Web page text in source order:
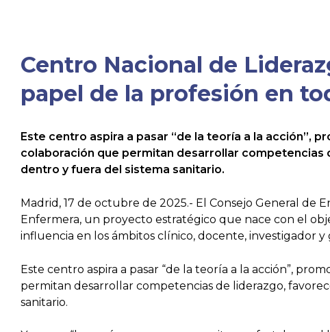
Centro Nacional de
papel de la profesión en
Este centro aspira a pasar “de la teoría a la acción”,
colaboración que permitan desarrollar
dentro y fuera del sistema sanitario.
Madrid, 17 de octubre de 2025.- El Consejo General
Enfermera, un proyecto estratégico que nace con el
influencia en los ámbitos clínico, docente, investigador y
Este centro aspira a pasar “de la teoría a la acción”,
permitan desarrollar competencias de liderazgo,
sanitario.